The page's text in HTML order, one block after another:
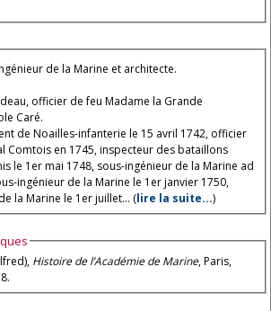
de la Marine et architecte.
officier de feu Madame la Grande
Caré.
de Noailles-infanterie le 15 avril 1742, officier
Comtois en 1745, inspecteur des bataillons
le 1er mai 1748, sous-ingénieur de la Marine ad
ingénieur de la Marine le 1er janvier 1750,
la Marine le 1er juillet... (lire la suite...)
Histoire de l’Académie de Marine, Paris,